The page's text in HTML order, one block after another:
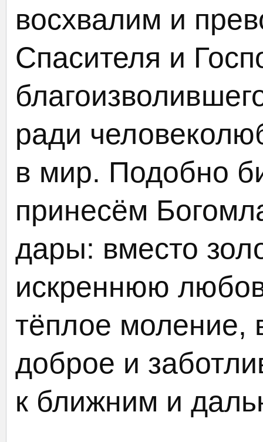
восхвалим и
Спасителя и
ради
в мир. Подобно
принесём
дары: вместо
искреннюю
тёплое
доброе и
к ближним и